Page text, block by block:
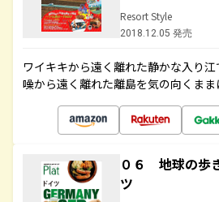
Resort Style
2018.12.05 発売
ワイキキから遠く離れた静かな入り
噪から遠く離れた離島を気の向くま
０６ 地球の
ツ